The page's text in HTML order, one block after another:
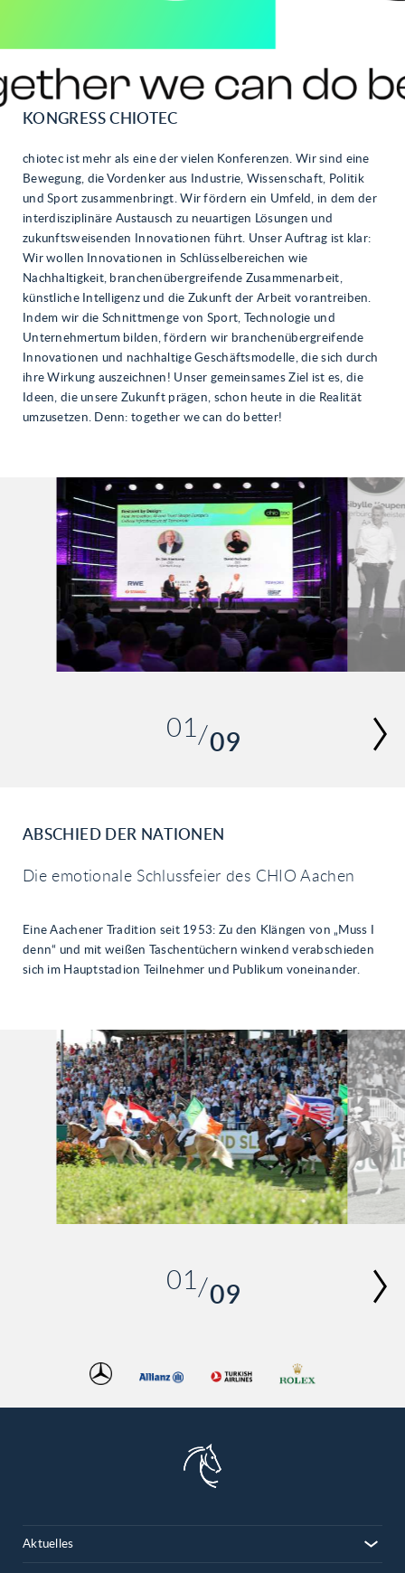
KONGRESS CHIOTEC
chiotec ist mehr als eine der vielen Konferenzen. Wir sind eine
Bewegung, die Vordenker aus Industrie, Wissenschaft, Politik
und Sport zusammenbringt. Wir fördern ein Umfeld, in dem der
interdisziplinäre Austausch zu neuartigen Lösungen und
zukunftsweisenden Innovationen führt. Unser Auftrag ist klar:
Wir wollen Innovationen in Schlüsselbereichen wie
Nachhaltigkeit, branchenübergreifende Zusammenarbeit,
künstliche Intelligenz und die Zukunft der Arbeit vorantreiben.
Indem wir die Schnittmenge von Sport, Technologie und
Unternehmertum bilden, fördern wir branchenübergreifende
Innovationen und nachhaltige Geschäftsmodelle, die sich durch
ihre Wirkung auszeichnen! Unser gemeinsames Ziel ist es, die
Ideen, die unsere Zukunft prägen, schon heute in die Realität
umzusetzen. Denn: together we can do better!
01
05
06
08
09
09
ABSCHIED DER NATIONEN
Die emotionale Schlussfeier des CHIO Aachen
Eine Aachener Tradition seit 1953: Zu den Klängen von „Muss I
denn“ und mit weißen Taschentüchern winkend verabschieden
sich im Hauptstadion Teilnehmer und Publikum voneinander.
01
05
06
07
08
09
Aktuelles